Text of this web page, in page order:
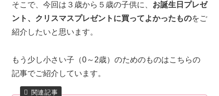
そこで、今回は３歳から５歳の子供に、 お誕生日プレゼ
ント、クリスマスプレゼントに買ってよかったものをご
紹介したいと思います。
もう少し小さい子（0～2歳）のためのものはこちらの
記事でご紹介しています。